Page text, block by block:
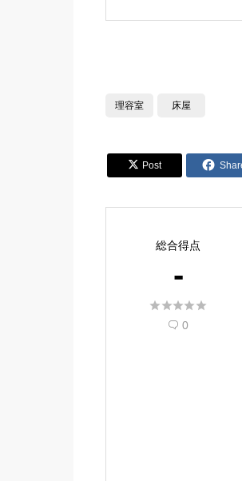
理容室 床屋
 Post 
総合得点
-

 0